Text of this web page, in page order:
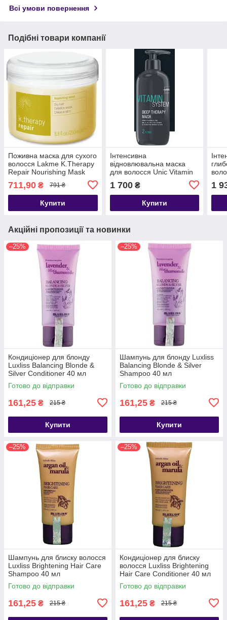
Всі умови повернення
Подібні товари компанії
Поживна маска для сухого
волосся Lakme K.Therapy
Repair Nourishing Mask
711,90 ₴ 791 ₴
Купити
Інтенсивна
відновлювальна маска
для волосся Unic Vitamin
Therapy 500 мл
1 700₴
Купити
1
Акційні пропозиції та новинки
–25%
Кондиціонер для блонду
Luxliss Balancing Blonde &
Silver Conditioner 40 мл
Готово до відправки
161,25 ₴ 215 ₴
Купити
–25%
Шампунь для блонду Luxliss
Balancing Blonde & Silver
Shampoo 40 мл
Готово до відправки
161,25 ₴ 215 ₴
Купити
–25%
Шампунь для блиску волосся
Luxliss Brightening Hair Care
Shampoo 40 мл
Готово до відправки
161,25 ₴ 215 ₴
–25%
Кондиціонер для блиску
волосся Luxliss Brightening
Hair Care Conditioner 40 мл
Готово до відправки
161,25 ₴ 215 ₴